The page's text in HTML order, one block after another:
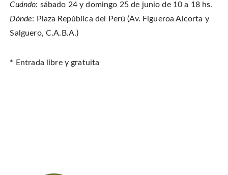
Cuándo: sábado 24 y domingo 25 de junio de 10 a 18 hs.
Dónde: Plaza República del Perú (Av. Figueroa Alcorta y
Salguero, C.A.B.A.)
* Entrada libre y gratuita